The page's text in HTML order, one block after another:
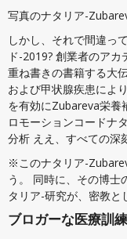
写真のナタリア-
しかし、それで間違っ
ド-2019? 創業者のア
重ね書きの書籍する大
および甲状腺疾患によ
を有効にZubareva栄養
ロモーションコードナ
分析 ええ、すべての深
※このナタリア-
う。 同時に、その博士
タリア-研究が、密教と
ブロガーな医療訓